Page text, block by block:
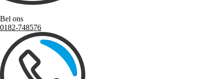
Bel ons
0182-748576